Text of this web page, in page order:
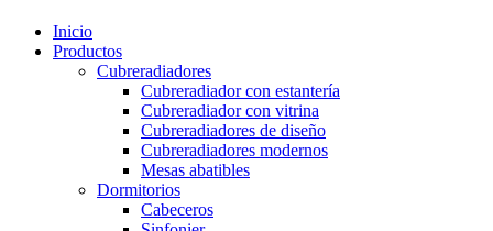
Inicio
Productos
Cubreradiadores
Cubreradiador con estantería
Cubreradiador con vitrina
Cubreradiadores de diseño
Cubreradiadores modernos
Mesas abatibles
Dormitorios
Cabeceros